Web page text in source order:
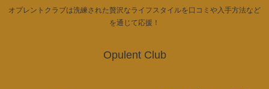
オプレントクラブは洗練された贅沢なライフスタイルを口コミや入手方法など
を通じて応援！
Opulent Club